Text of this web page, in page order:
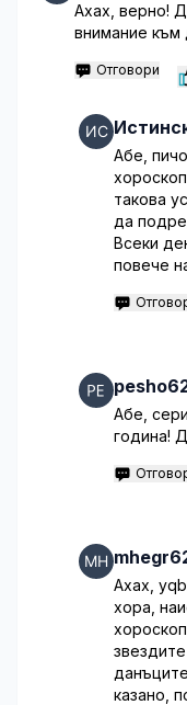
Ахах, верно!
внимание към
Отговори
Абе,
такова
да
Всеки
повече
Абе,
година!
Ахах,
хора,
казано,